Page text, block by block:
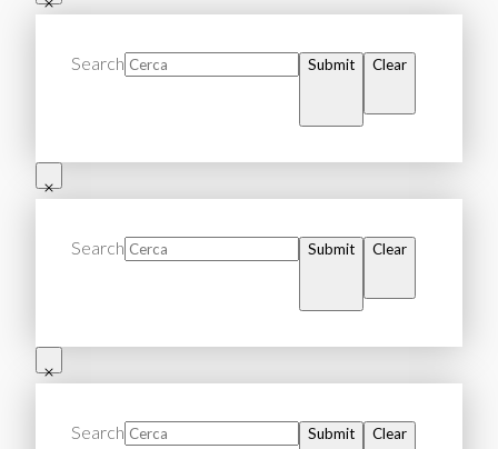
Search Submit Clear
Search Submit Clear
Search Submit Clear